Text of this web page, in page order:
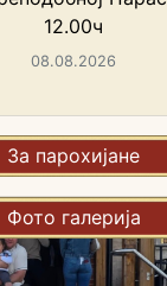
12.00ч
08.08.2026
За парохијане
Фото галерија